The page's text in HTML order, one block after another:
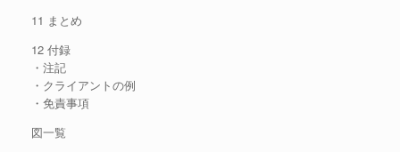
11 まとめ
12 付録
・注記
・クライアントの例
・免責事項
図一覧